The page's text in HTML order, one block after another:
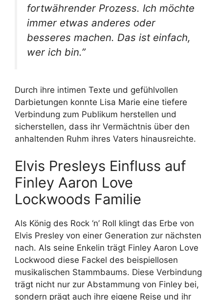
fortwährender Prozess. Ich möchte
immer etwas anderes oder
besseres machen. Das ist einfach,
wer ich bin.”
Durch ihre intimen Texte und gefühlvollen
Darbietungen konnte Lisa Marie eine tiefere
Verbindung zum Publikum herstellen und
sicherstellen, dass ihr Vermächtnis über den
anhaltenden Ruhm ihres Vaters hinausreichte.
Elvis Presleys Einfluss auf
Finley Aaron Love
Lockwoods Familie
Als König des Rock ‘n’ Roll klingt das Erbe von
Elvis Presley von einer Generation zur nächsten
nach. Als seine Enkelin trägt Finley Aaron Love
Lockwood diese Fackel des beispiellosen
musikalischen Stammbaums. Diese Verbindung
trägt nicht nur zur Abstammung von Finley bei,
sondern prägt auch ihre eigene Reise und ihr